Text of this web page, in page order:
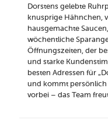
Dorstens gelebte
knusprige Hähnchen,
hausgemachte
wöchentliche
Öffnungszeiten, der
und starke
besten Adressen für
und kommt persönlich
vorbei – das Team